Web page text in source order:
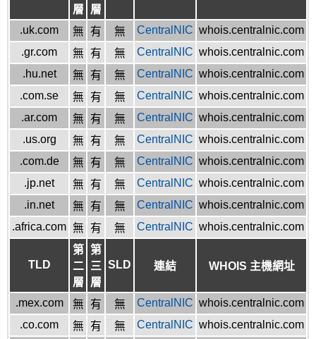
層
層
.uk.com
無 有 無 CentralNIC whois.centralnic.com
.gr.com
無 有 無 CentralNIC whois.centralnic.com
.hu.net
無 有 無 CentralNIC whois.centralnic.com
.com.se
無 有 無 CentralNIC whois.centralnic.com
.ar.com
無 有 無 CentralNIC whois.centralnic.com
.us.org
無 有 無 CentralNIC whois.centralnic.com
.com.de
無 有 無 CentralNIC whois.centralnic.com
.jp.net
無 有 無 CentralNIC whois.centralnic.com
.in.net
無 有 無 CentralNIC whois.centralnic.com
.africa.com 無 有 無 CentralNIC whois.centralnic.com
TLD
第
二
層
第
三
層
SLD 連結 WHOIS 主機網址
.mex.com 無 有 無 CentralNIC whois.centralnic.com
.co.com
無 有 無 CentralNIC whois.centralnic.com